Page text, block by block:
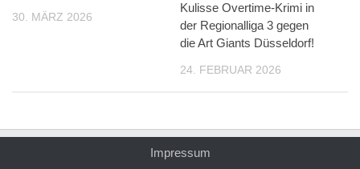
30. MÄRZ 2026
Kulisse Overtime-Krimi in
der Regionalliga 3 gegen
die Art Giants Düsseldorf!
24. FEBRUAR 2026
Impressum